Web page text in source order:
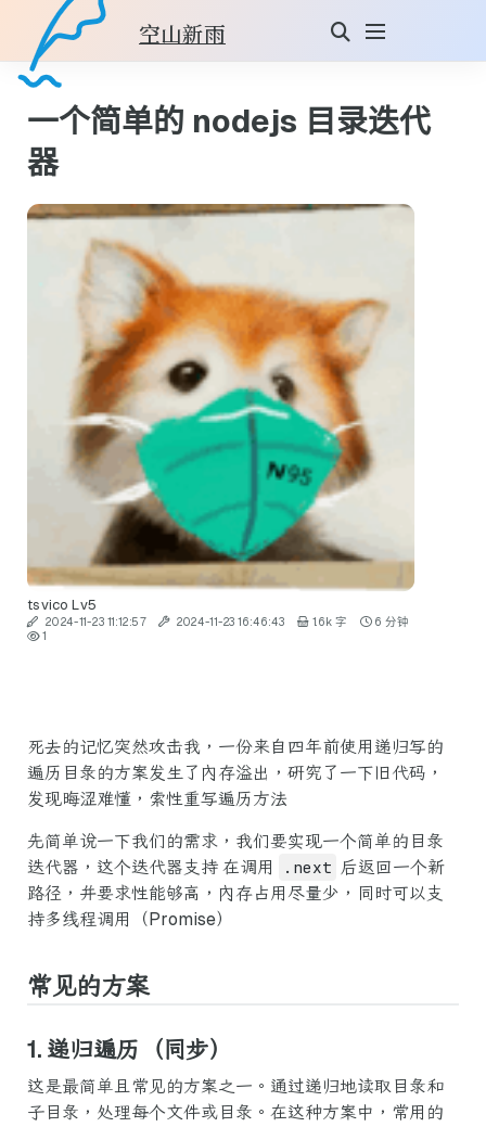
空山新雨
一个简单的 nodejs 目录迭代
器
tsvico Lv5
2024-11-23 11:12:57 2024-11-23 16:46:43 1.6k 字
6 分钟
1
死去的记忆突然攻击我，一份来自四年前使用递归写的
遍历目录的方案发生了内存溢出，研究了一下旧代码，
发现晦涩难懂，索性重写遍历方法
先简单说一下我们的需求，我们要实现一个简单的目录
迭代器，这个迭代器支持 在调用
.next 后返回一个新
路径，并要求性能够高，内存占用尽量少，同时可以支
持多线程调用（Promise）
常见的方案
1. 递归遍历（同步）
这是最简单且常见的方案之一。通过递归地读取目录和
子目录，处理每个文件或目录。在这种方案中，常用的